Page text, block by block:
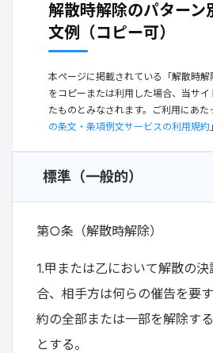
解散時解除のパターン
文例（コピー可）
本ページに掲載されている「解散時
をコピーまたは利用した場合、当サ
たものとみなされます。ご利用にあた
の条文・条項例文サービスの利用規約
標準（一般的）
第○条（解散時解除）
1.甲または乙において解散の
合、相手方は何らの催告を要
約の全部または一部を解除す
とする。